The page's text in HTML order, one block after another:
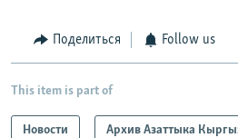
Поделиться Follow us
This item is part of
Новости Архив Азаттыка